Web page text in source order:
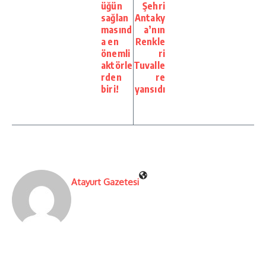
üğün
sağlan
masınd
a en
önemli
aktörle
rden
biri!
Şehri
Antaky
a’nın
Renkle
ri
Tuvalle
re
yansıdı
Atayurt Gazetesi